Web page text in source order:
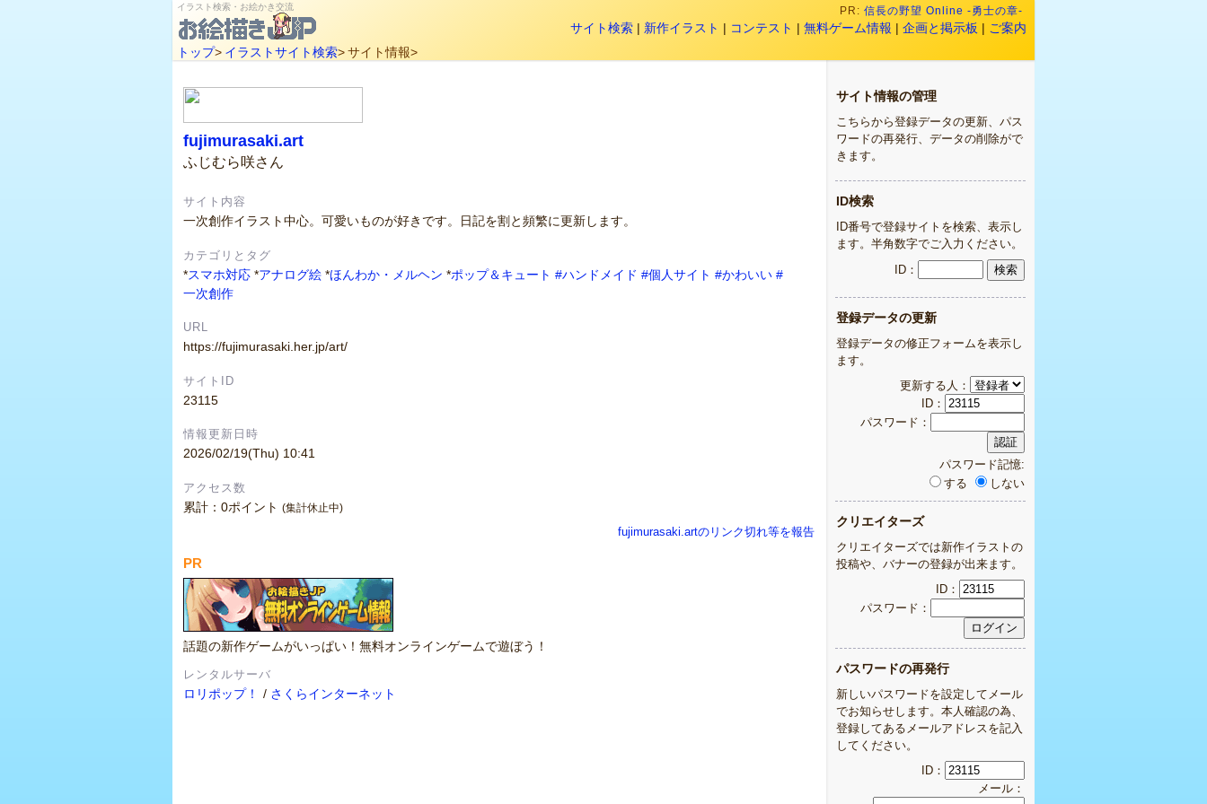
イラスト検索・お絵かき交流 PR: 信長の野望 Online -勇士の章-
サイト検索 | 新作イラスト | コンテスト | 無料ゲーム情報 | 企画と掲示板 | ご案内
トップ> イラストサイト検索>サイト情報>
fujimurasaki.art
ふじむら咲さん
サイト内容
一次創作イラスト中心。可愛いものが好きです。日記を割と頻繁に更新します。
カテゴリとタグ
*スマホ対応 *アナログ絵 *ほんわか・メルヘン *ポップ＆キュート #ハンドメイド #個人サイト #かわいい #
一次創作
URL
https://fujimurasaki.her.jp/art/
サイトID
23115
情報更新日時
2026/02/19(Thu) 10:41
アクセス数
累計：0ポイント (集計休止中)
fujimurasaki.artのリンク切れ等を報告
PR
話題の新作ゲームがいっぱい！無料オンラインゲームで遊ぼう！
レンタルサーバ
ロリポップ！ / さくらインターネット
サイト情報の管理
こちらから登録データの更新、パス
ワードの再発行、データの削除がで
きます。
ID検索
ID番号で登録サイトを検索、表示し
ます。半角数字でご入力ください。
ID：
登録データの更新
登録データの修正フォームを表示し
ます。
更新する人：
ID：
パスワード：
パスワード記憶:
する
しない
クリエイターズ
クリエイターズでは新作イラストの
投稿や、バナーの登録が出来ます。
ID：
パスワード：
パスワードの再発行
新しいパスワードを設定してメール
でお知らせします。本人確認の為、
登録してあるメールアドレスを記入
してください。
ID：
メール：